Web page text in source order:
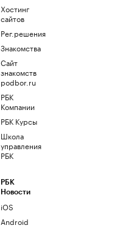
Хостинг
сайтов
Рег.решения
Знакомства
Сайт
знакомств
podbor.ru
РБК
Компании
РБК Курсы
Школа
управления
РБК
РБК
Новости
iOS
Android